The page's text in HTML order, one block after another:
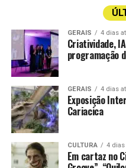
Vale lembrar que o polo
acesso gratuito, sem a
ingresso. Mas caso você
curtir um pouco mais do
decoração, os ingressos
A temporada de 30 anos
cartaz até o dia 8 de
Vila na Voz
GERAIS 4 dias
Criatividade,
programação
GERAIS 4 dias
Exposição
Cariacica
CULTURA 4 dias
Em cartaz no